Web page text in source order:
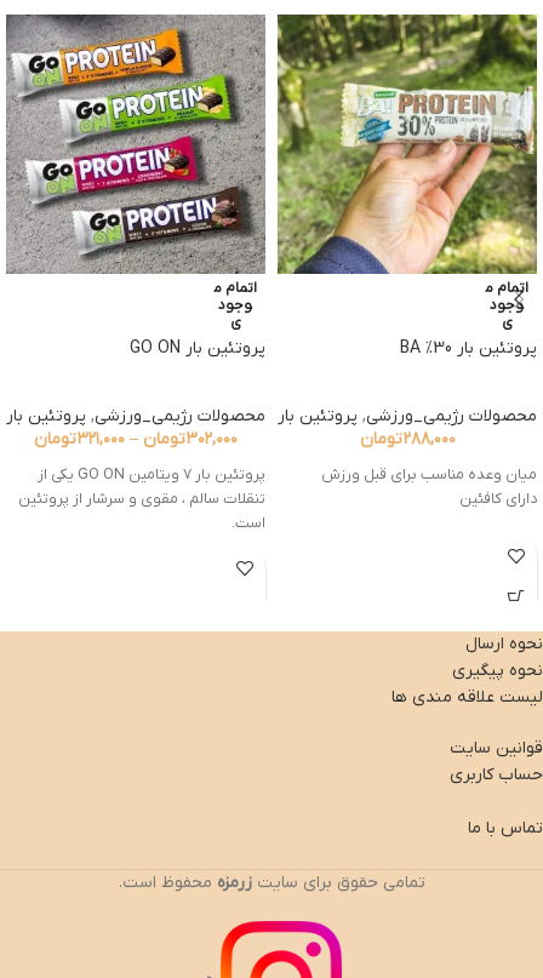
اتمام م
وجود
ی
پروتئین بار 30% BA
محصولات رژیمی_ورزشی, پروتئین بار
۲۸۸,۰۰۰تومان
میان وعده مناسب برای قبل ورزش
دارای کافئین
اتمام م
وجود
ی
پروتئین بار GO ON
محصولات رژیمی_ورزشی, پروتئین بار
۳۰۲,۰۰۰تومان – ۳۲۱,۰۰۰تومان
پروتئین بار ۷ ویتامین GO ON یکی از
تنقلات سالم ، مقوی و سرشار از پروتئین
است.
نحوه ارسال
نحوه پیگیری
لیست علاقه مندی ها
قوانین سایت
حساب کاربری
تماس با ما
تمامی حقوق برای سایتزرمزه محفوظ است.